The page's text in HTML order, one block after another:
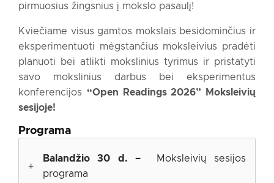
pirmuosius žingsnius į mokslo pasaulį!
Kviečiame visus gamtos mokslais besidominčius ir
eksperimentuoti mėgstančius moksleivius pradėti
planuoti bei atlikti mokslinius tyrimus ir pristatyti
savo mokslinius darbus bei eksperimentus
konferencijos “Open Readings 2026” Moksleivių
sesijoje!
Programa
+
Balandžio 30 d. –
Moksleivių sesijos
programa